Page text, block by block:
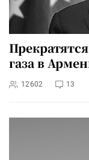
газа в
12602 13